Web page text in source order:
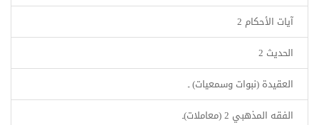
آيات الأحكام 2
الحديث 2
العقيدة (نبوات وسمعيات) ـ
الفقه المذهبي 2 (معاملات)ـ